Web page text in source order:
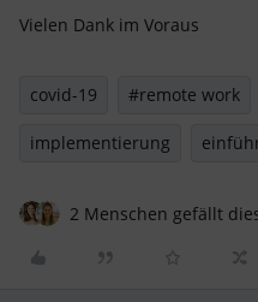
Vielen Dank im Voraus
covid-19 #remote work
implementierung
2 Menschen gefällt